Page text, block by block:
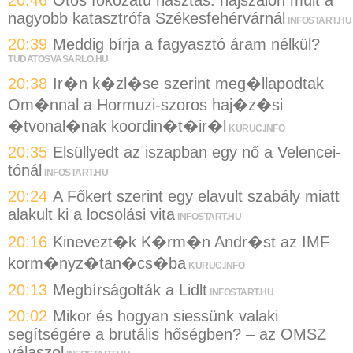
nagyobb katasztrófa Székesfehérvárnál
INFOSTART.HU
20:39 Meddig bírja a fagyasztó áram nélkül?
TUDATOSVASARLO.HU
20:38 Ir�n k�zl�se szerint meg�llapodtak
Om�nnal a Hormuzi-szoros haj�z�si
�tvonal�nak koordin�t�ir�l KURUC.INFO
20:35 Elsüllyedt az iszapban egy nő a Velencei-
tónál
INFOSTART.HU
20:24 A Főkert szerint egy elavult szabály miatt
alakult ki a locsolási vita INFOSTART.HU
20:16 Kinevezt�k K�rm�n Andr�st az IMF
korm�nyz�tan�cs�ba KURUC.INFO
20:13 Megbírságolták a Lidlt INFOSTART.HU
20:02 Mikor és hogyan siessünk valaki
segítségére a brutális hőségben? – az OMSZ